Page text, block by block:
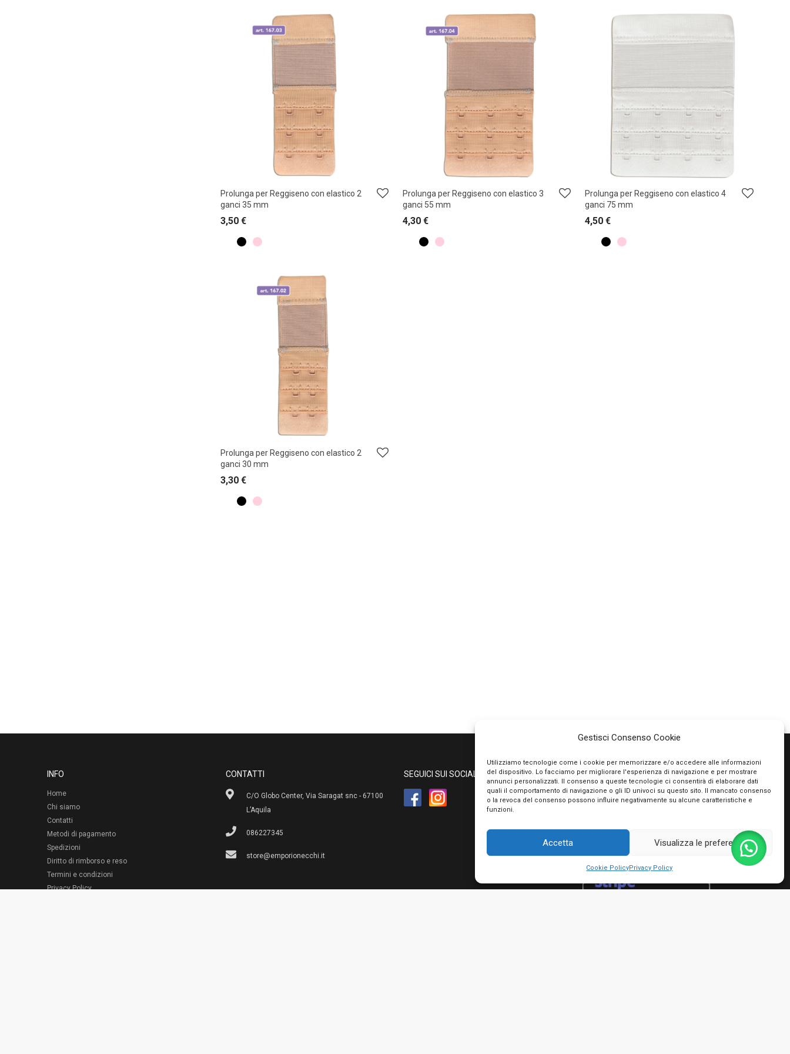
Gestisci Consenso Cookie
Utilizziamo tecnologie come i cookie per memorizzare e/o accedere alle informazioni
del dispositivo. Lo facciamo per migliorare l'esperienza di navigazione e per mostrare
annunci personalizzati. Il consenso a queste tecnologie ci consentirà di elaborare dati
quali il comportamento di navigazione o gli ID univoci su questo sito. Il mancato consenso
o la revoca del consenso possono influire negativamente su alcune caratteristiche e
funzioni.
Accetta Visualizza le preferenze
Cookie PolicyPrivacy Policy
© 2022 Emporio Necchi
Prolunga per Reggiseno con elastico 2
ganci 35 mm
3,50 €
Prolunga per Reggiseno con elastico 3
ganci 55 mm
4,30 €
Prolunga per Reggiseno con elastico 4
ganci 75 mm
4,50€
Prolunga per Reggiseno con elastico 2
ganci 30 mm
3,30 €
INFO
Home
Chi siamo
Contatti
Metodi di pagamento
Spedizioni
Diritto di rimborso e reso
Termini e condizioni
Privacy Policy
CONTATTI
C/O Globo Center, Via Saragat snc - 67100
L’Aquila
086227345
store@emporionecchi.it
SEGUICI SUI SOCIAL PAGAMENTI SICURI
Utilizziamo PayPal e Stripe per garantire la
circuiti, le tue prepagate e Postepay e non hai
bisogno di creare nessun account!